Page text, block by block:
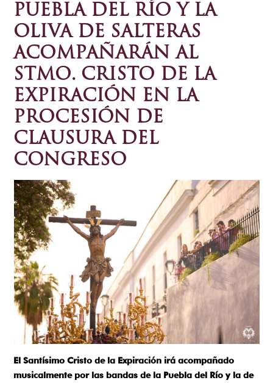
PUEBLA DEL RÍO Y LA
OLIVA DE SALTERAS
ACOMPAÑARÁN AL
STMO. CRISTO DE LA
EXPIRACIÓN EN LA
PROCESIÓN DE
CLAUSURA DEL
CONGRESO
El Santísimo Cristo de la Expiración irá acompañado
musicalmente por las bandas de la Puebla del Río y la de